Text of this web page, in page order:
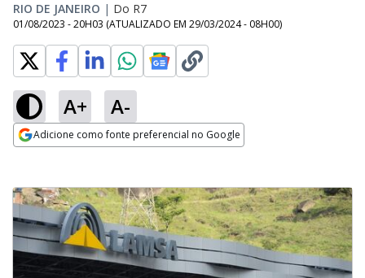
RIO DE JANEIRO | Do R7
01/08/2023 - 20H03 (ATUALIZADO EM 29/03/2024 - 08H00)
A+ A-
Adicione como fonte preferencial no Google